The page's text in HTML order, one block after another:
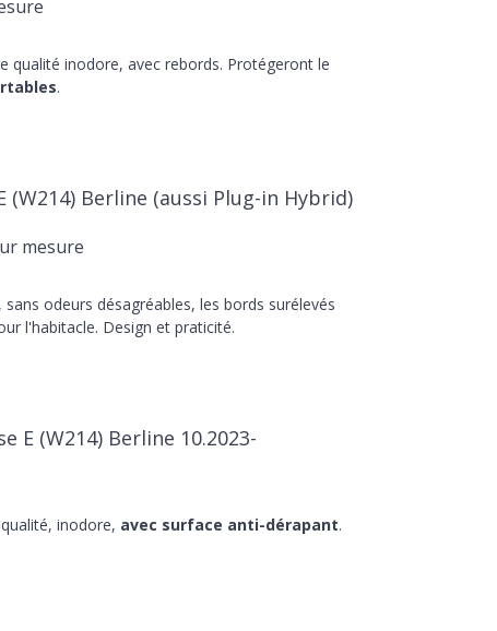
qualité inodore, avec rebords. Protégeront le
.
(W214) Berline (aussi Plug-in Hybrid)
mesure
odeurs désagréables, les bords surélevés
l'habitacle. Design et praticité.
E (W214) Berline 10.2023-
inodore, avec surface anti-dérapant.